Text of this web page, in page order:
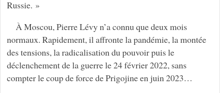
Russie. »
À Moscou, Pierre Lévy n’a connu que deux mois
normaux. Rapidement, il affronte la pandémie, la montée
des tensions, la radicalisation du pouvoir puis le
déclenchement de la guerre le 24 février 2022, sans
compter le coup de force de Prigojine en juin 2023…